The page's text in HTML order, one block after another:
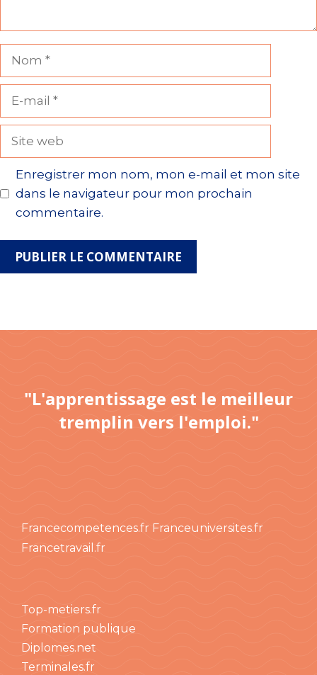
Site
Enregistrer mon nom, mon e-mail et mon site
dans le navigateur pour mon prochain
commentaire.
"L'apprentissage est le meilleur
tremplin vers l'emploi."
Francecompetences.fr Franceuniversites.fr
Francetravail.fr
Top-metiers.fr
Formation publique
Diplomes.net
Terminales.fr